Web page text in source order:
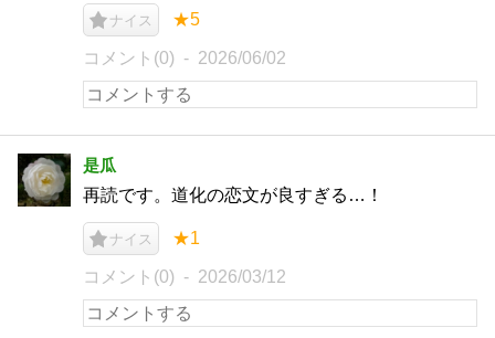
ナイス ★5
コメント(0) 2026/06/02
是瓜
再読です。道化の恋文が良すぎる…！
ナイス ★1
コメント(0) 2026/03/12